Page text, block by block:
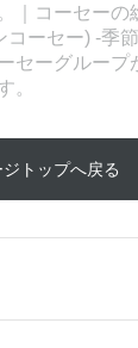
｜コーセーの
コーセー) -季
セーグループ
。
トップへ戻る